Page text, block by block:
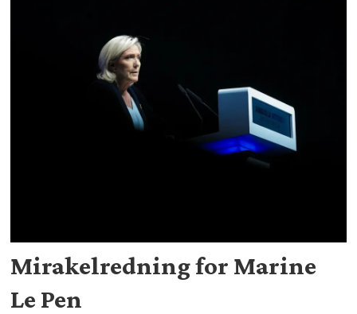
Mirakelredning for Marine
Le Pen